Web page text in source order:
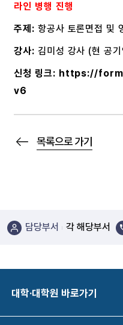
라인 병행 진행
주제: 항공사 토론면접 및
강사: 김미성 강사 (현 공
신청 링크: https://
v6
목록으로 가기
담당부서 각 해당부서
대학·대학원 바로가기